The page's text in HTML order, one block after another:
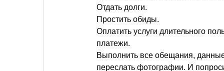
Отдать долги.
Простить обиды.
Оплатить услуги длительного
платежи.
Выполнить все обещания, данные
переслать фотографии. И